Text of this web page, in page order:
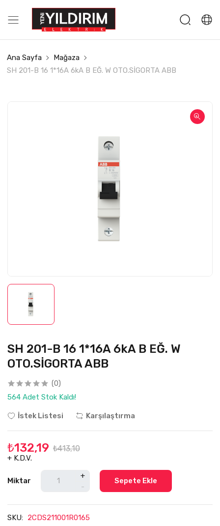
Ana Sayfa
Mağaza
SH 201-B 16 1*16A 6kA B EĞ. W OTO.SİGORTA ABB
SH 201-B 16 1*16A 6kA B EĞ. W
OTO.SİGORTA ABB
(0)
564 Adet Stok Kaldı!
İstek Listesi Karşılaştırma
₺132,19 ₺413,10
+ K.D.V.
Miktar
+
-
Sepete Ekle
SKU: 2CDS211001R0165